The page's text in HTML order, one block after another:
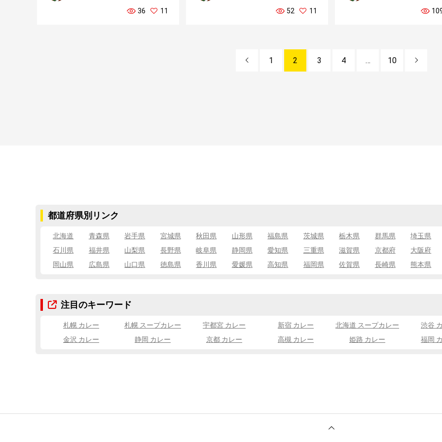
36 11 52 11
 1 2 3 4 … 10 
都道府県別リンク
北海道 青森県 岩手県 宮城県 秋田県 山形県 福島県 茨城県 栃木県 群馬県 埼玉県
石川県
福井県 山梨県 長野県 岐阜県 静岡県 愛知県 三重県 滋賀県 京都府 大阪府
岡山県
広島県 山口県 徳島県 香川県 愛媛県 高知県 福岡県 佐賀県 長崎県 熊本県
注目のキーワード
札幌 カレー 札幌 スープカレー 宇都宮 カレー 新宿 カレー 北海道 スープカレー 渋谷
金沢 カレー
静岡 カレー 京都 カレー 高槻 カレー 姫路 カレー 福岡